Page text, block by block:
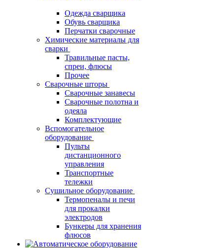
Одежда сварщика
Обувь сварщика
Перчатки сварочные
Химические материалы для
сварки
Травильные пасты,
спреи, флюсы
Прочее
Сварочные шторы
Сварочные занавесы
Сварочные полотна и
одеяла
Комплектующие
Вспомогательное
оборудование
Пульты
дистанционного
управления
Транспортные
тележки
Сушильное оборудование
Термопеналы и печи
для прокалки
электродов
Бункеры для хранения
флюсов